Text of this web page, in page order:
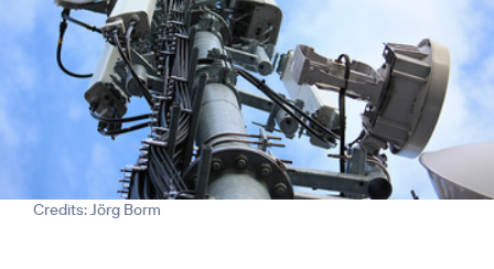
Credits: Jörg Borm